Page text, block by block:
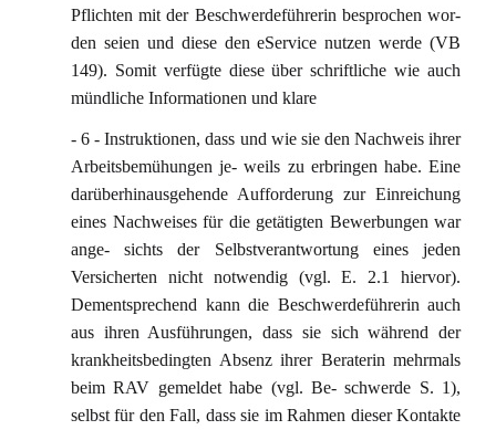
Pflichten mit der Beschwerdeführerin besprochen wor-
den seien und diese den eService nutzen werde (VB
149). Somit verfügte diese über schriftliche wie auch
mündliche Informationen und klare
- 6 - Instruktionen, dass und wie sie den Nachweis ihrer
Arbeitsbemühungen je- weils zu erbringen habe. Eine
darüberhinausgehende Aufforderung zur Einreichung
eines Nachweises für die getätigten Bewerbungen war
ange- sichts der Selbstverantwortung eines jeden
Versicherten nicht notwendig (vgl. E. 2.1 hiervor).
Dementsprechend kann die Beschwerdeführerin auch
aus ihren Ausführungen, dass sie sich während der
krankheitsbedingten Absenz ihrer Beraterin mehrmals
beim RAV gemeldet habe (vgl. Be- schwerde S. 1),
selbst für den Fall, dass sie im Rahmen dieser Kontakte